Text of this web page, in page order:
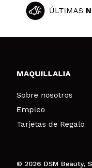
ÚLTIMAS
MAQUILLALIA
Sobre nosotros
Empleo
Tarjetas de Regalo
© 2026 DSM Beauty,